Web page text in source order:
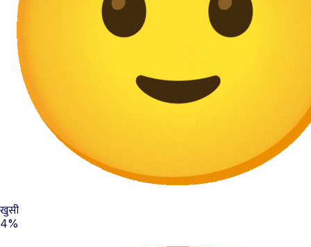
खुसी
4%